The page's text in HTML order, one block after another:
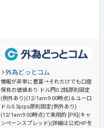
外為どっとコム
情報が非常に豊富→それだけでも口座
保有の価値あり
ドル円0.2銭原則固定
(例外あり)(12/1am9:00時点)＆ユーロ
ドル0.3pips原則固定(例外あり)
(12/1am9:00時点)で実用的 [PR](キャ
ンペーンスプレッド)(詳細は公式HPを